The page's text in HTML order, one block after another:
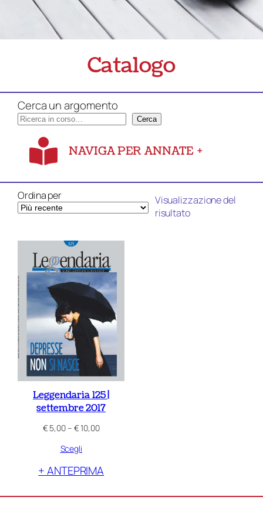
Catalogo
Cerca un argomento
Cerca
NAVIGA PER ANNATE +
Ordina per
Visualizzazione del
risultato
Leggendaria 125 |
settembre 2017
€5,00– €10,00Fascia
€ 5,00
€ 10,00
Scegli
+ ANTEPRIMA